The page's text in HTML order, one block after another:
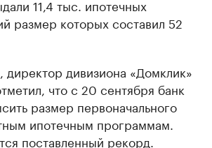
11,4 тыс. ипотечных
размер которых составил 52
директор дивизиона «Домклик»
что с 20 сентября банк
размер первоначального
ипотечным программам.
поставленный рекорд.